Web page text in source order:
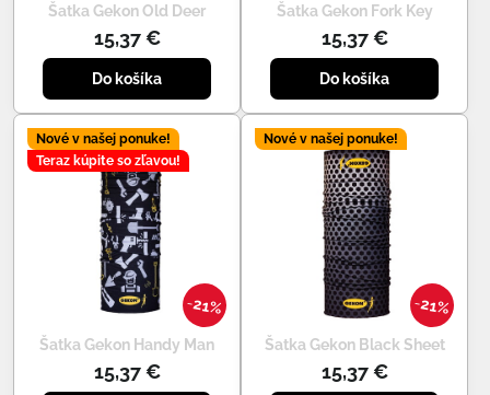
Šatka Gekon Old Deer
15,37 €
Do košíka
Šatka Gekon Fork Key
15,37 €
Do košíka
21%
Nové v našej ponuke!
Teraz kúpite so zľavou!
Šatka Gekon Handy Man
15,37 €
21%
Nové v našej ponuke!
Šatka Gekon Black Sheet
15,37 €